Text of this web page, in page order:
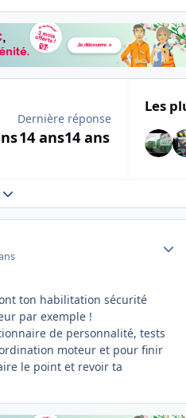
Dernière réponse
14 ans14 ans
Les
Expand topic overview
ton habilitation sécurité
par exemple !
de personnalité, tests
moteur et pour finir
le point et revoir ta